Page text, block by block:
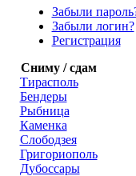
Забыли
Забыли логин?
Регистрация
Сниму / сдам
Тирасполь
Бендеры
Рыбница
Каменка
Слободзея
Григориополь
Дубоссары